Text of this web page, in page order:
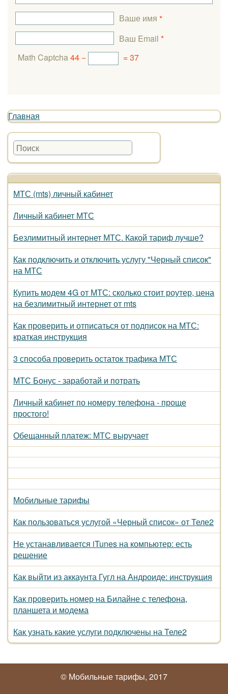
Ваше имя *
Ваш Email *
Math Captcha44 − = 37
Главная
МТС (mts) личный кабинет
Личный кабинет МТС
Безлимитный интернет МТС. Какой тариф лучше?
Как подключить и отключить услугу "Черный список"
на МТС
Купить модем 4G от МТС: сколько стоит роутер, цена
на безлимитный интернет от mts
Как проверить и отписаться от подписок на МТС:
краткая инструкция
3 способа проверить остаток трафика МТС
МТС Бонус - заработай и потрать
Личный кабинет по номеру телефона - проще
простого!
Обещанный платеж: МТС выручает
Мобильные тарифы
Как пользоваться услугой «Черный список» от Теле2
Не устанавливается iTunes на компьютер: есть
решение
Как выйти из аккаунта Гугл на Андроиде: инструкция
Как проверить номер на Билайне с телефона,
планшета и модема
Как узнать какие услуги подключены на Теле2
© Мобильные тарифы, 2017